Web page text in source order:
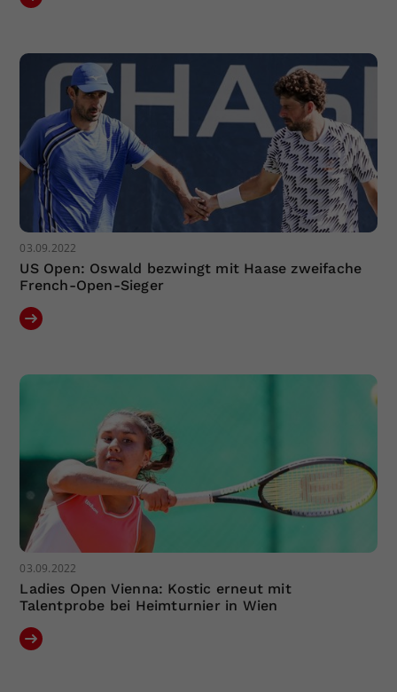
03.09.2022
US Open: Oswald bezwingt mit Haase zweifache
French-Open-Sieger
03.09.2022
Ladies Open Vienna: Kostic erneut mit
Talentprobe bei Heimturnier in Wien